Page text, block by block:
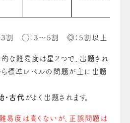
3割 ◯：3〜5割 ◎：5割以上
な難易度は星２つで、出題され
標準レベルの問題が主に出題
・古代 がよく出題されます。
易度は高くないが、正誤問題は